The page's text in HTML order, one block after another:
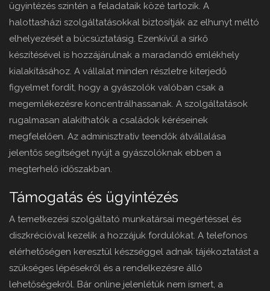
ügyintézés szintén a feladataik közé tartozik. A
halottasházi szolgáltatásokkal biztosítják az elhunyt méltó
elhelyezését a búcsúztatásig. Ezenkívül a sírkő
készítésével is hozzájárulnak a maradandó emlékhely
kialakításához. A vállalat minden részletre kiterjedő
figyelmet fordít, hogy a gyászolók valóban csak a
megemlékezésre koncentrálhassanak. A szolgáltatások
rugalmasan alakíthatók a családok kéréseinek
megfelelően. Az adminisztratív teendők átvállalása
jelentős segítséget nyújt a gyászolóknak ebben a
megterhelő időszakban.
Támogatás és ügyintézés
A temetkezési szolgáltató munkatársai megértéssel és
diszkrécióval kezelik a hozzájuk fordulókat. A telefonos
elérhetőségen keresztül készséggel adnak tájékoztatást a
szükséges lépésekről és a rendelkezésre álló
lehetőségekről. Bár online jelenlétük nem ismert, a